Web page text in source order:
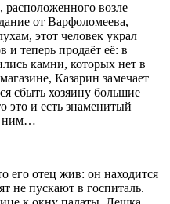
возле
от Варфоломеева,
этот человек украл
теперь продаёт её: в
камни, которых нет в
Казарин замечает
сбыть хозяину большие
это и есть знаменитый
ним…
его отец жив: он находится
не пускают в госпиталь.